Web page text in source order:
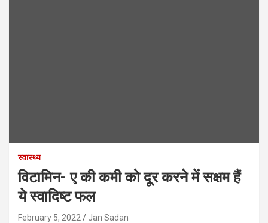
स्वास्थ्य
विटामिन- ए की कमी को दूर करने में सक्षम हैं
ये स्वादिष्ट फल
February 5, 2022 Jan Sadan